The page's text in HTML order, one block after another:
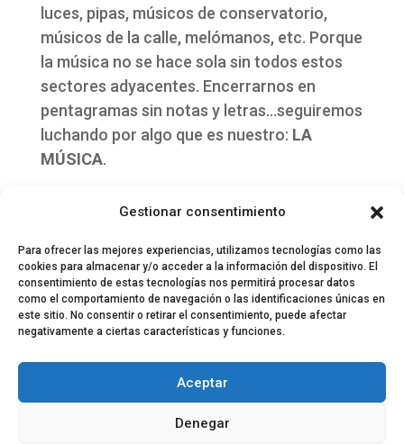
Gestionar consentimiento
Para ofrecer las mejores experiencias, utilizamos tecnologías como las
cookies para almacenar y/o acceder a la información del dispositivo. El
consentimiento de estas tecnologías nos permitirá procesar datos
como el comportamiento de navegación o las identificaciones únicas en
este sitio. No consentir o retirar el consentimiento, puede afectar
negativamente a ciertas características y funciones.
Aceptar
Denegar
luces, pipas, músicos de conservatorio,
músicos de la calle, melómanos, etc. Porque
la música no se hace sola sin todos estos
sectores adyacentes. Encerrarnos en
pentagramas sin notas y letras…seguiremos
luchando por algo que es nuestro: LA
MÚSICA.
Crónica y fotos Lorena García (@Lorena_vla
Equipo EPDLT Contacto